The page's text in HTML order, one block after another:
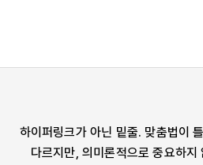
var
하이퍼링크가 아닌 밑줄. 맞춤법이
다르지만, 의미론적으로 중요하